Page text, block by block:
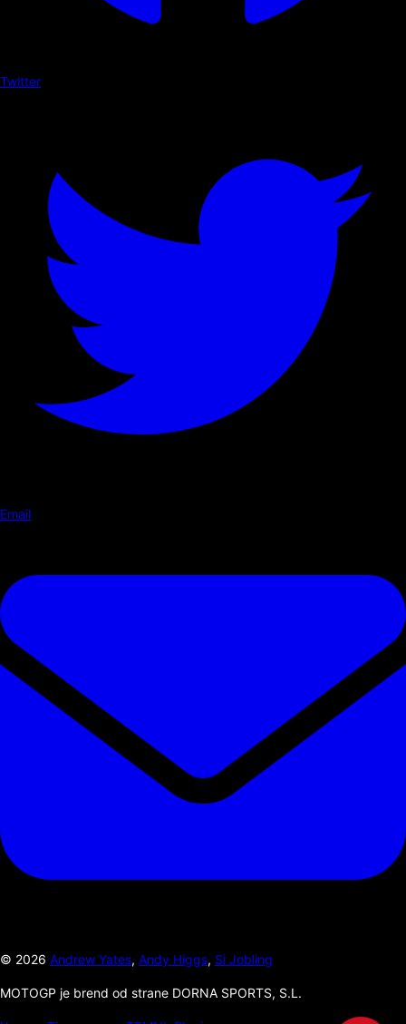
Twitter
Email
© 2026 Andrew Yates, Andy Higgs, Si Jobling
MOTOGP je brend od strane DORNA SPORTS, S.L.